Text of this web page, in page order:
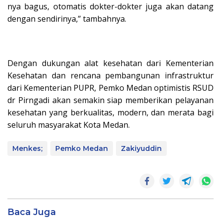
nya bagus, otomatis dokter-dokter juga akan datang
dengan sendirinya,” tambahnya.
Dengan dukungan alat kesehatan dari Kementerian
Kesehatan dan rencana pembangunan infrastruktur
dari Kementerian PUPR, Pemko Medan optimistis RSUD
dr Pirngadi akan semakin siap memberikan pelayanan
kesehatan yang berkualitas, modern, dan merata bagi
seluruh masyarakat Kota Medan.
Menkes; Pemko Medan Zakiyuddin
Baca Juga